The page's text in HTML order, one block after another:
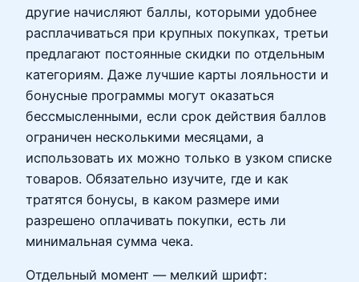
другие начисляют баллы, которыми удобнее
расплачиваться при крупных покупках, третьи
предлагают постоянные скидки по отдельным
категориям. Даже лучшие карты лояльности и
бонусные программы могут оказаться
бессмысленными, если срок действия баллов
ограничен несколькими месяцами, а
использовать их можно только в узком списке
товаров. Обязательно изучите, где и как
тратятся бонусы, в каком размере ими
разрешено оплачивать покупки, есть ли
минимальная сумма чека.
Отдельный момент — мелкий шрифт: